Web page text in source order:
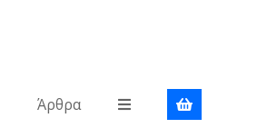
Άρθρα